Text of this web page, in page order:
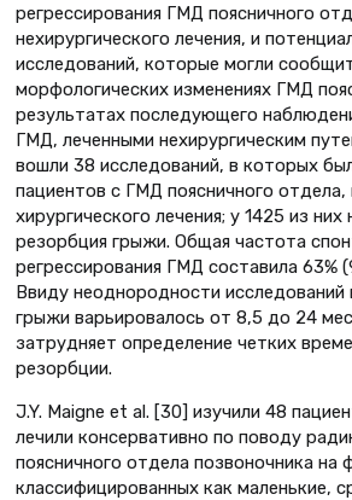
регрессирования ГМД поясничного
нехирургического лечения, и
исследований, которые могли
морфологических изменениях ГМД
результатах последующего
ГМД, леченными нехирургическим
вошли 38 исследований, в которых
пациентов с ГМД поясничного отдела,
хирургического лечения; у 1425 из
резорбция грыжи. Общая частота
регрессирования ГМД составила 63%
Ввиду неоднородности исследований
грыжи варьировалось от 8,5 до 24
затрудняет определение четких
резорбции.
J.Y. Maigne et al. [30] изучили 48
лечили консервативно по поводу
поясничного отдела позвоночника на
классифицированных как маленькие,